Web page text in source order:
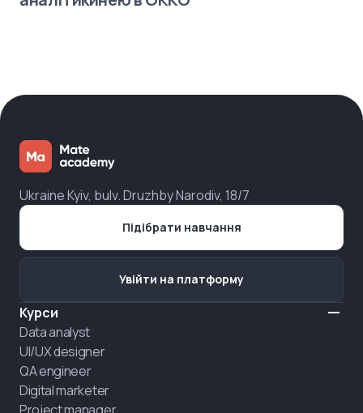
Ukraine Kyiv, bulv. Druzhby Narodiv, 18/7
Курси
Data analyst
UI/UX designer
QA engineer
Digital marketer
Підібрати навчання
Увійти на платформу